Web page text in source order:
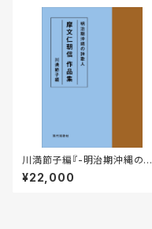
川満節子編『-明治期沖縄の詩
歌人-摩文仁朝信作品集』／川
満節子著『-明治期沖縄の詩歌
¥22,000